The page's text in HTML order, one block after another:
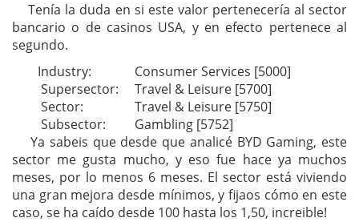
Tenía la duda en si este valor pertenecería al sector
bancario o de casinos USA, y en efecto pertenece al
segundo.
Industry:
Consumer Services [5000]
Supersector:
Travel & Leisure [5700]
Sector:
Travel & Leisure [5750]
Subsector:
Gambling [5752]
Ya sabeis que desde que analicé BYD Gaming, este
sector me gusta mucho, y eso fue hace ya muchos
meses, por lo menos 6 meses. El sector está viviendo
una gran mejora desde mínimos, y fijaos cómo en este
caso, se ha caído desde 100 hasta los 1,50, increible!